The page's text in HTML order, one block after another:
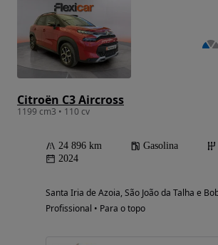
Citroën C3 Aircross
1199 cm3 • 110 cv
24 896 km Gasolina
2024
Santa Iria de Azoia, São João da Talha e
Profissional • Para o topo